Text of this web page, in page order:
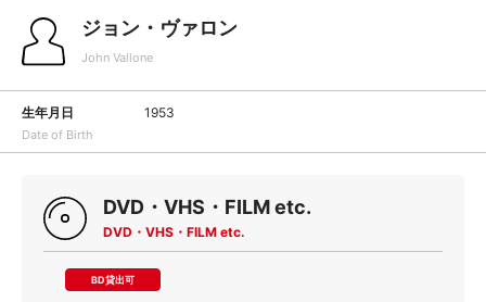
ジョン・ヴァロン
John Vallone
生年月日
Date of Birth
1953
DVD・VHS・FILM etc.
DVD・VHS・FILM etc.
BD貸出可